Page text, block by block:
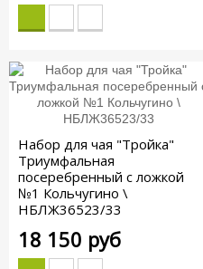
Набор для чая "Тройка"
Триумфальная
посеребренный с ложкой
№1 Кольчугино \
НБЛЖ36523/33
18 150 руб